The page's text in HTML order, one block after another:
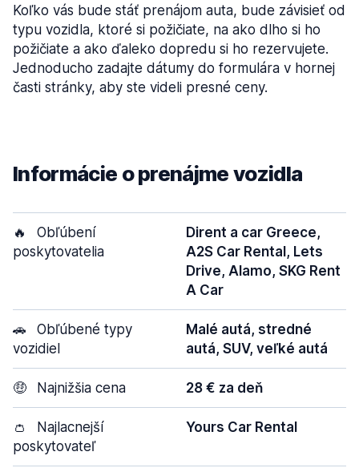
Koľko vás bude stáť prenájom auta, bude závisieť od
typu vozidla, ktoré si požičiate, na ako dlho si ho
požičiate a ako ďaleko dopredu si ho rezervujete.
Jednoducho zadajte dátumy do formulára v hornej
časti stránky, aby ste videli presné ceny.
Informácie o prenájme vozidla
🔥
Obľúbení
poskytovatelia
Dirent a car Greece,
A2S Car Rental, Lets
Drive, Alamo, SKG Rent
A Car
🚗
Obľúbené typy
vozidiel
Malé autá, stredné
autá, SUV, veľké autá
🤑 Najnižšia cena 28 € za deň
👛
Najlacnejší
poskytovateľ
Yours Car Rental